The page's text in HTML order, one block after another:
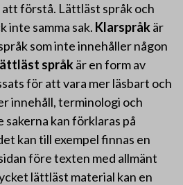
förstå. Lättläst språk och
inte samma sak. Klarspråkär
som inte innehåller någon
språkär en form av
för att vara mer läsbart och
innehåll, terminologi och
kan förklaras på
kan till exempel finnas en
före texten med allmänt
lättläst material kan en